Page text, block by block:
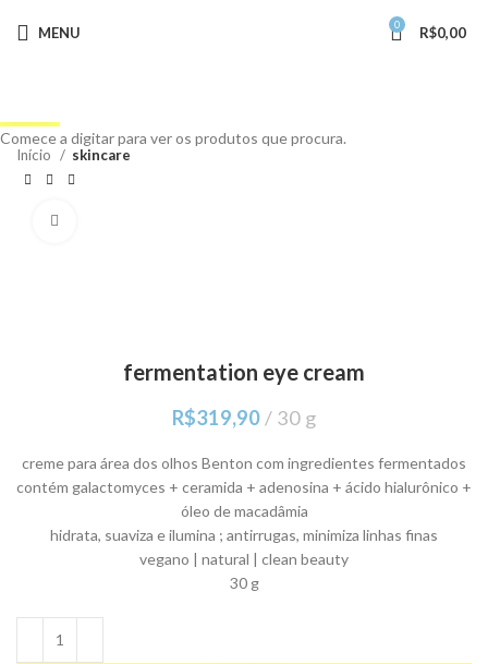
MENU 0 R$0,00
Início skincare
fermentation eye cream
R$319,90 30 g
creme para área dos olhos Benton com ingredientes fermentados
contém galactomyces + ceramida + adenosina + ácido hialurônico +
óleo de macadâmia
hidrata, suaviza e ilumina ; antirrugas, minimiza linhas finas
vegano | natural | clean beauty
30 g
Comece a digitar para ver os produtos que procura.